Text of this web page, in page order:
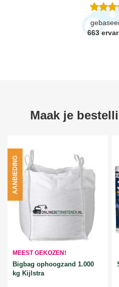
663
Maak je
MEEST GEKOZEN!
Bigbag ophoogzand 1.000
kg Kijlstra
AANBIEDING